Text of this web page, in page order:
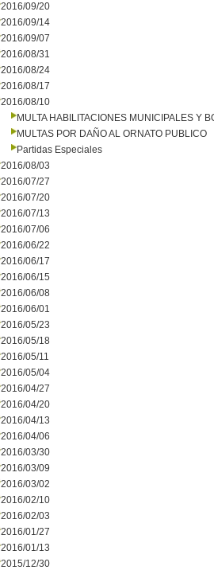
2016/09/20
2016/09/14
2016/09/07
2016/08/31
2016/08/24
2016/08/17
2016/08/10
MULTA HABILITACIONES MUNICIPALES Y
MULTAS POR DAÑO AL ORNATO PUBLICO
Partidas Especiales
2016/08/03
2016/07/27
2016/07/20
2016/07/13
2016/07/06
2016/06/22
2016/06/17
2016/06/15
2016/06/08
2016/06/01
2016/05/23
2016/05/18
2016/05/11
2016/05/04
2016/04/27
2016/04/20
2016/04/13
2016/04/06
2016/03/30
2016/03/09
2016/03/02
2016/02/10
2016/02/03
2016/01/27
2016/01/13
2015/12/30